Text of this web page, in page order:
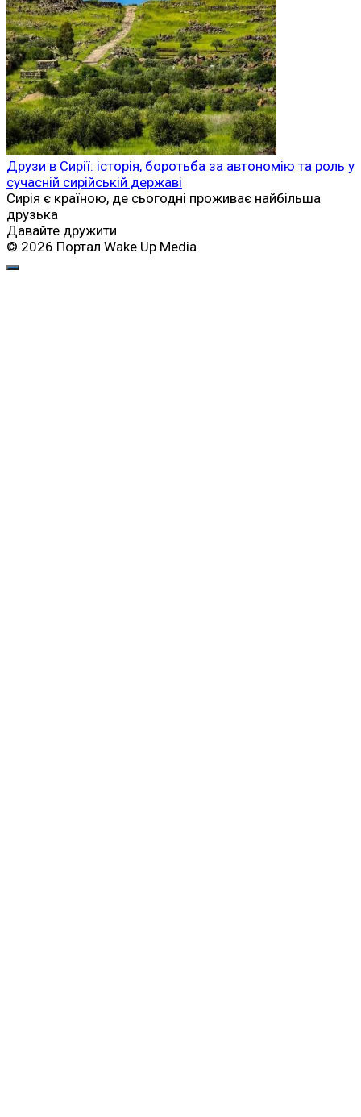
Друзи в Сирії: історія, боротьба за автономію та роль у
сучасній сирійській державі
Сирія є країною, де сьогодні проживає найбільша
друзька
Давайте дружити
© 2026 Портал Wake Up Media